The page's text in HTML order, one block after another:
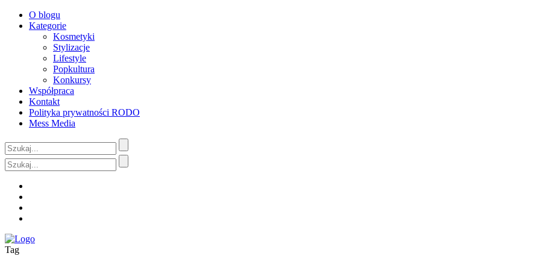
O blogu
Kategorie
Kosmetyki
Stylizacje
Lifestyle
Popkultura
Konkursy
Współpraca
Kontakt
Polityka prywatności RODO
Mess Media
Tag